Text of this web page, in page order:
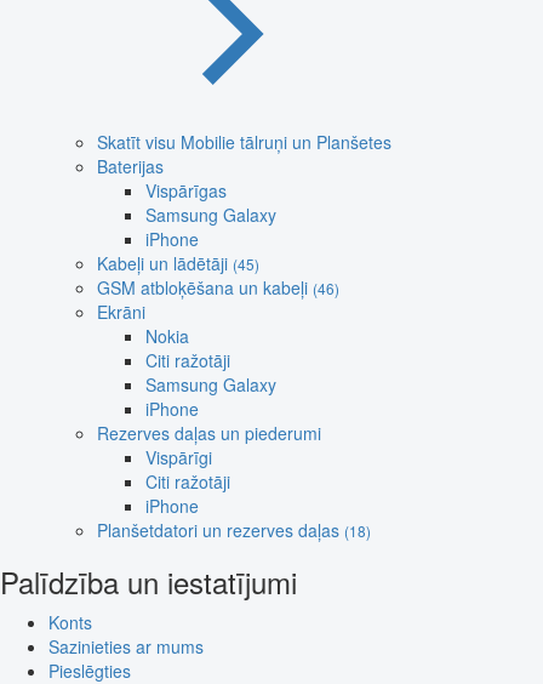
Skatīt visu Mobilie tālruņi un Planšetes
Baterijas
Vispārīgas
Samsung Galaxy
iPhone
Kabeļi un lādētāji (45)
GSM atbloķēšana un kabeļi (46)
Ekrāni
Nokia
Citi ražotāji
Samsung Galaxy
iPhone
Rezerves daļas un piederumi
Vispārīgi
Citi ražotāji
iPhone
Planšetdatori un rezerves daļas (18)
Palīdzība un iestatījumi
Konts
Sazinieties ar mums
Pieslēgties